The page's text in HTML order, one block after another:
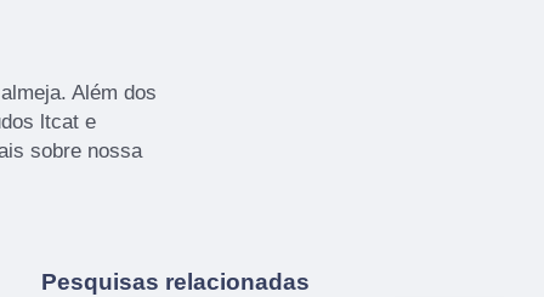
Além dos
ltcat e
sobre nossa
Pesquisas relacionadas